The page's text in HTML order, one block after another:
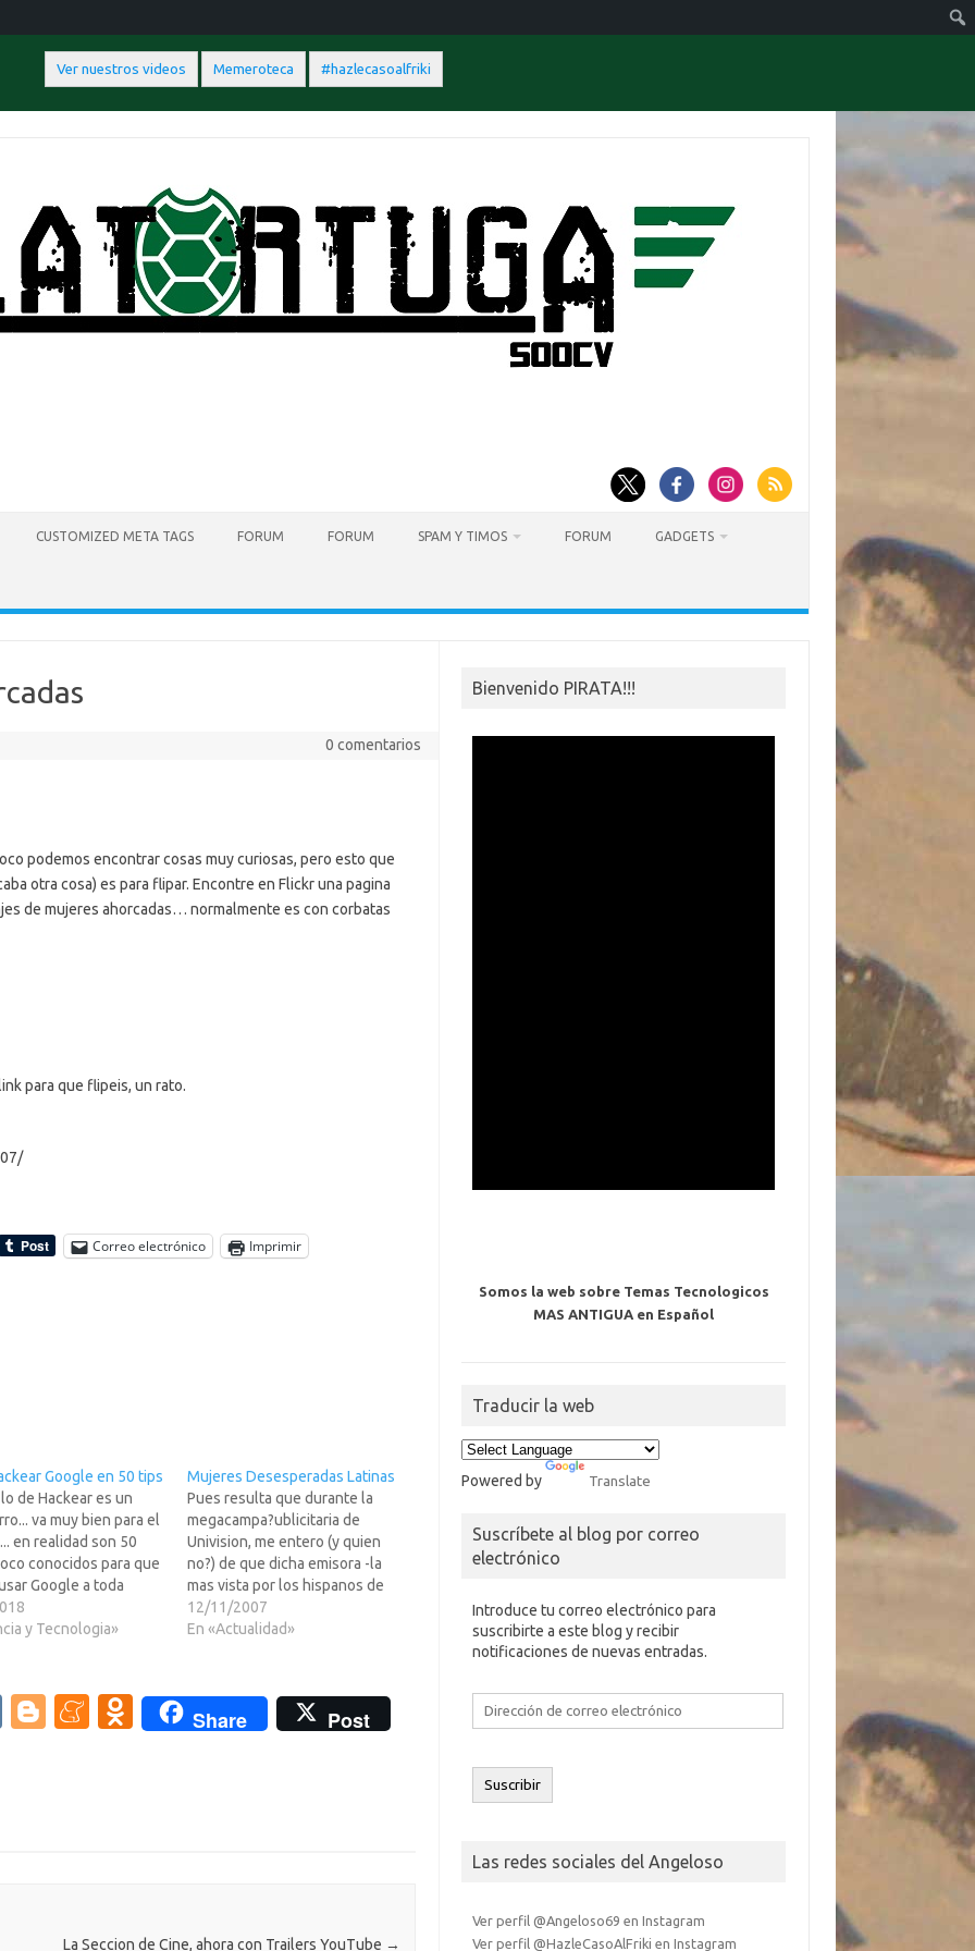
Ver nuestros videos Memeroteca #hazlecasoalfriki
CUSTOMIZED META TAGS FORUM FORUM SPAM Y TIMOS FORUM GADGETS
0 comentarios
podemos encontrar cosas muy curiosas, pero esto que
otra cosa) es para flipar. Encontre en Flickr una pagina
de mujeres ahorcadas… normalmente es con corbatas
para que flipeis, un rato.
Correo electrónico Imprimir
Google en 50 tips
de Hackear es un
va muy bien para el
en realidad son 50
conocidos para que
Google a toda
Algunos los sabreis,
pero yo aqui sus
y Tecnologia»
Mujeres Desesperadas Latinas
Pues resulta que durante la
megacampa?ublicitaria de
Univision, me entero (y quien
no?) de que dicha emisora -la
mas vista por los hispanos de
USA-, famosa por la
pachangueria de programacion
podeis imaginaros la calidad de
su programacion…
12/11/2007
En «Actualidad»
V
Bl
M O
Share Post
La Seccion de Cine, ahora con Trailers YouTube →
Bienvenido PIRATA!!!
Somos la web sobre Temas Tecnologicos
MAS ANTIGUA en Español
Traducir la web
Powered by Translate
Suscríbete al blog por correo
electrónico
Introduce tu correo electrónico para
suscribirte a este blog y recibir
notificaciones de nuevas entradas.
Dirección
electrónico
Suscribir
Las redes sociales del Angeloso
Ver perfil @Angeloso69 en Instagram
Ver perfil @HazleCasoAlFriki en Instagram